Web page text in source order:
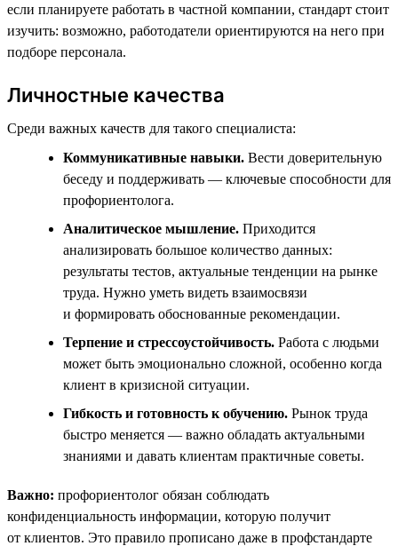
если планируете работать в частной компании, стандарт стоит
изучить: возможно, работодатели ориентируются на него при
подборе персонала.
Личностные качества
Среди важных качеств для такого специалиста:
Коммуникативные навыки. Вести доверительную
беседу и поддерживать — ключевые способности для
профориентолога.
Аналитическое мышление. Приходится
анализировать большое количество данных:
результаты тестов, актуальные тенденции на рынке
труда. Нужно уметь видеть взаимосвязи
и формировать обоснованные рекомендации.
Терпение и стрессоустойчивость. Работа с людьми
может быть эмоционально сложной, особенно когда
клиент в кризисной ситуации.
Гибкость и готовность к обучению. Рынок труда
быстро меняется — важно обладать актуальными
знаниями и давать клиентам практичные советы.
Важно: профориентолог обязан соблюдать
конфиденциальность информации, которую получит
от клиентов. Это правило прописано даже в профстандарте